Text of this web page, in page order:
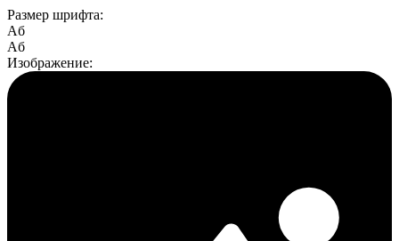
Размер шрифта:
Aб
Aб
Изображение: